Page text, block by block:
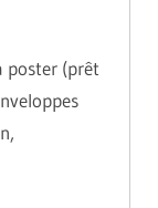
poster (prêt